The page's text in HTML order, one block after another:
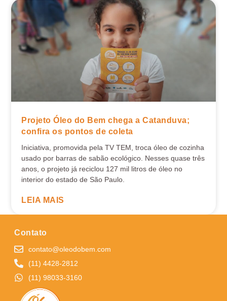
Projeto Óleo do Bem chega a Catanduva;
confira os pontos de coleta
Iniciativa, promovida pela TV TEM, troca óleo de cozinha
usado por barras de sabão ecológico. Nesses quase três
anos, o projeto já reciclou 127 mil litros de óleo no
interior do estado de São Paulo.
LEIA MAIS
Contato
contato@oleodobem.com
(11) 4428-2812
(11) 98033-3160